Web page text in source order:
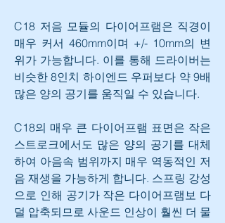
C18 저음 모듈의 다이어프램은 직경이
매우 커서 460mm이며 +/- 10mm의 변
위가 가능합니다. 이를 통해 드라이버는
비슷한 8인치 하이엔드 우퍼보다 약 9배
많은 양의 공기를 움직일 수 있습니다.
C18의 매우 큰 다이어프램 표면은 작은
스트로크에서도 많은 양의 공기를 대체
하여 아음속 범위까지 매우 역동적인 저
음 재생을 가능하게 합니다. 스프링 강성
으로 인해 공기가 작은 다이어프램보 다
덜 압축되므로 사운드 인상이 훨씬 더 물